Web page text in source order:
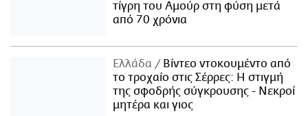
τίγρη του Αμούρ στη φύση μετά
από 70 χρόνια
Ελλάδα
Βίντεο ντοκουμέντο από
το τροχαίο στις Σέρρες: Η στιγμή
της σφοδρής σύγκρουσης - Νεκροί
μητέρα και γιος